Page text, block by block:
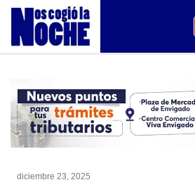
diciembre 23, 2025